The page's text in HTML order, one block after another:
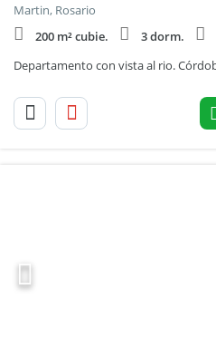
Martin, Rosario
200 m² cubie.
3 dorm.